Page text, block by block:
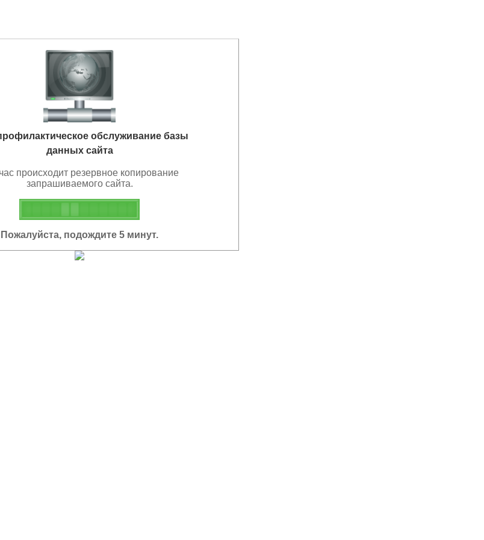
обслуживание базы
данных сайта
происходит резервное копирование
запрашиваемого сайта.
Пожалуйста, подождите 5 минут.